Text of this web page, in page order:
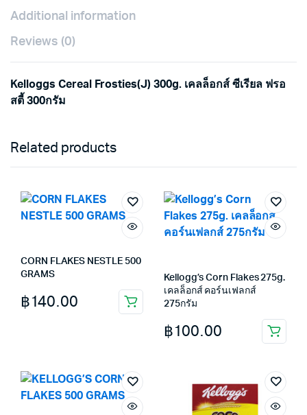
Additional information
Reviews (0)
Kelloggs Cereal Frosties(J) 300g. เคลล็อกส์ ซีเรียล ฟรอ
สตี้ 300กรัม
Related products
CORN FLAKES NESTLE 500
GRAMS
฿140.00
Kellogg’s Corn Flakes 275g.
เคลล็อกส์ คอร์นเฟลกส์
275กรัม
฿100.00